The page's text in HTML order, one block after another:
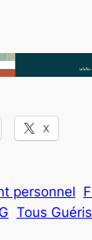
X
personnel
Tous